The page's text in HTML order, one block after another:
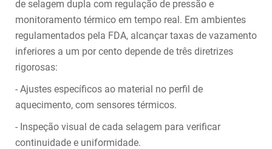
de selagem dupla com regulação de pressão e
monitoramento térmico em tempo real. Em ambientes
regulamentados pela FDA, alcançar taxas de vazamento
inferiores a um por cento depende de três diretrizes
rigorosas:
- Ajustes específicos ao material no perfil de
aquecimento, com sensores térmicos.
- Inspeção visual de cada selagem para verificar
continuidade e uniformidade.